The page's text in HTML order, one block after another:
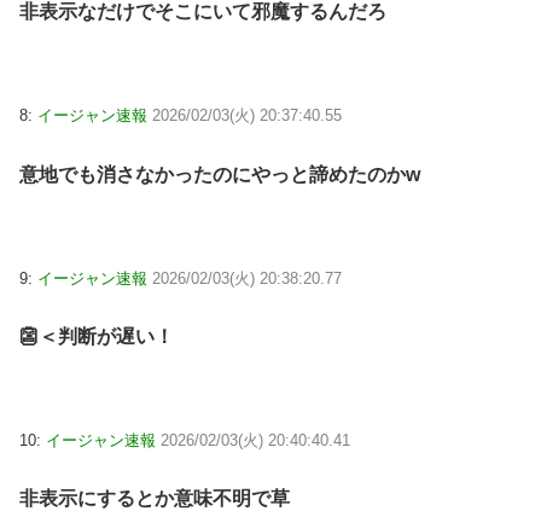
非表示なだけでそこにいて邪魔するんだろ
8: イージャン速報 2026/02/03(火) 20:37:40.55
意地でも消さなかったのにやっと諦めたのかw
9: イージャン速報 2026/02/03(火) 20:38:20.77
👺＜判断が遅い！
10: イージャン速報 2026/02/03(火) 20:40:40.41
非表示にするとか意味不明で草